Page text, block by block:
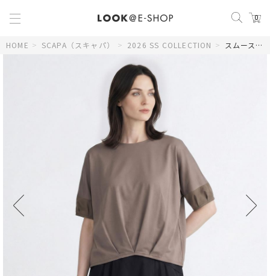
0
HOME > SCAPA（スキャパ） > 2026 SS COLLECTION > スムースレイ袖切替えカットソー